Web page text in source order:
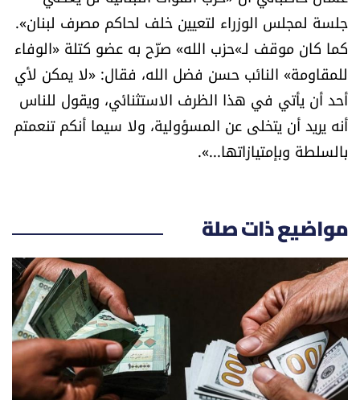
جلسة لمجلس الوزراء لتعيين خلف لحاكم مصرف لبنان».
كما كان موقف لـ»حزب الله» صرّح به عضو كتلة «الوفاء
للمقاومة» النائب حسن فضل الله، فقال: «لا يمكن لأي
أحد أن يأتي في هذا الظرف الاستثنائي، ويقول للناس
أنه يريد أن يتخلى عن المسؤولية، ولا سيما أنكم تنعمتم
بالسلطة وبإمتيازاتها...».
مواضيع ذات صلة